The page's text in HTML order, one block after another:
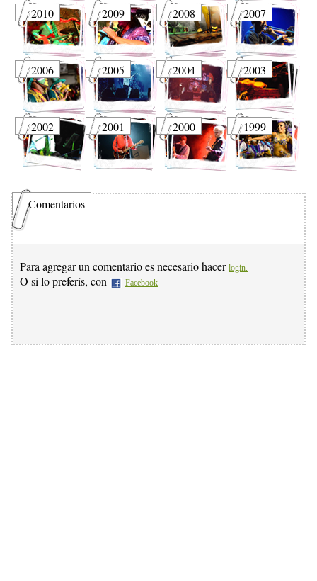
2010 2009 2008 2007
2006 2005 2004 2003
2002 2001 2000 1999
Comentarios
Para agregar un comentario es necesario hacer login.
O si lo preferís, con Facebook